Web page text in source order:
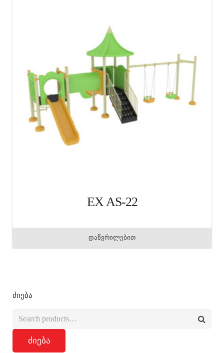
EX AS-22
დაწვრილებით
ძიება
ძიება